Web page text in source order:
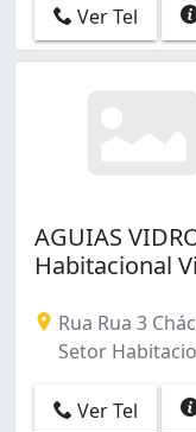
Ver Tel
AGUIAS
Habitacional
Rua Rua 3
Setor
Ver Tel